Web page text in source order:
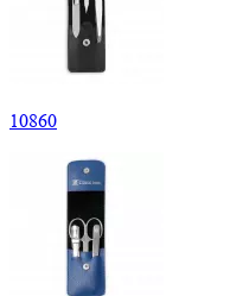
10860